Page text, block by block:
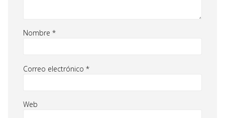
Nombre *
Correo electrónico *
Web